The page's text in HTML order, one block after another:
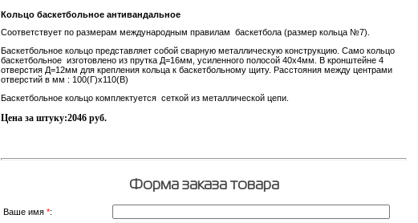
Кольцо баскетбольное антивандальное
Соответствует по размерам международным правилам баскетбола (размер кольца №7).
Баскетбольное кольцо представляет собой сварную металлическую конструкцию. Само кольцо
баскетбольное изготовлено из прутка Д=16мм, усиленного полосой 40х4мм. В кронштейне 4
отверстия Д=12мм для крепления кольца к баскетбольному щиту. Расстояния между центрами
отверстий в мм : 100(Г)х110(В)
Баскетбольное кольцо комплектуется сеткой из металлической цепи.
Цена за штуку:2046 руб.
Форма заказа товара
Ваше имя *: